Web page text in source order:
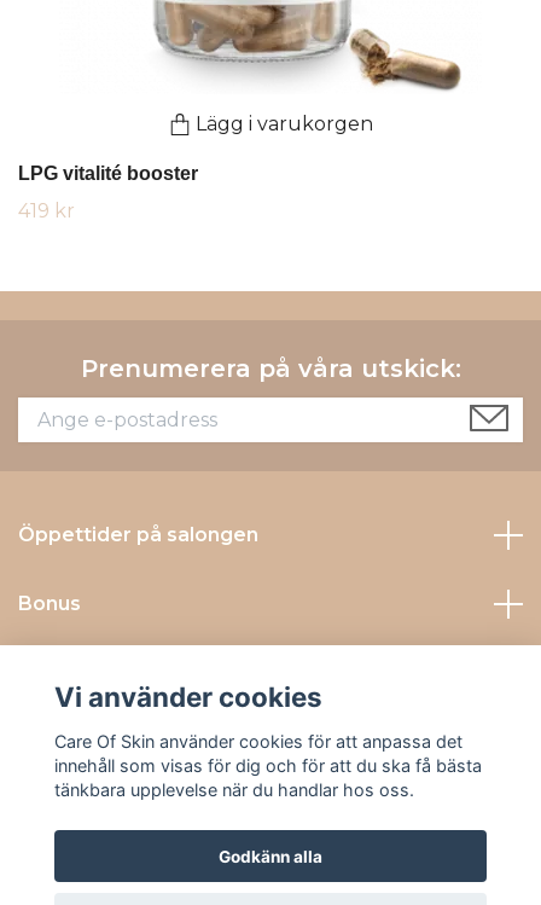
Lägg i varukorgen
LPG vitalité booster
419 kr
Prenumerera på våra utskick:
Öppettider på salongen
Bonus
Sociala medier
Vi använder cookies
Care Of Skin använder cookies för att anpassa det
innehåll som visas för dig och för att du ska få bästa
tänkbara upplevelse när du handlar hos oss.
Godkänn alla